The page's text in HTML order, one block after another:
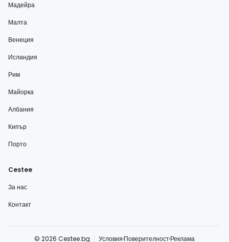
Мадейра
Малта
Венеция
Исландия
Рим
Майорка
Албания
Кипър
Порто
Cestee
За нас
Контакт
© 2026 Cestee.bg Условия ПоверителностРеклама